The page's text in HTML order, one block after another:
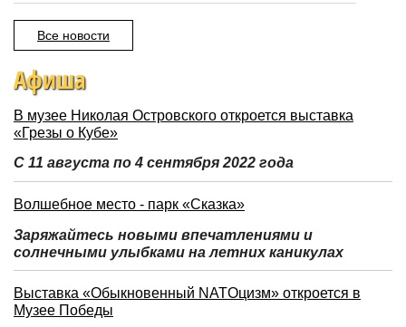
Все новости
Афиша
В музее Николая Островского откроется выставка
«Грезы о Кубе»
С 11 августа по 4 сентября 2022 года
Волшебное место - парк «Сказка»
Заряжайтесь новыми впечатлениями и
солнечными улыбками на летних каникулах
Выставка «Обыкновенный NATOцизм» откроется в
Музее Победы